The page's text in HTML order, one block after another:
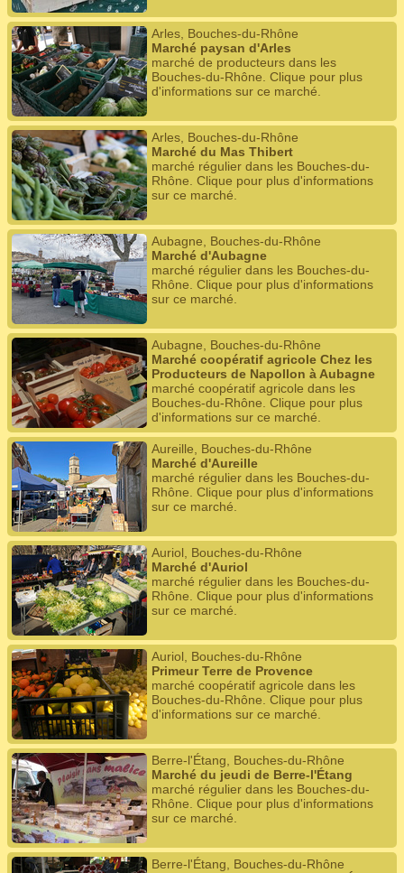
Arles, Bouches-du-Rhône
Marché paysan d'Arles
marché de producteurs dans les
Bouches-du-Rhône. Clique pour plus
d'informations sur ce marché.
Arles, Bouches-du-Rhône
Marché du Mas Thibert
marché régulier dans les Bouches-du-
Rhône. Clique pour plus d'informations
sur ce marché.
Aubagne, Bouches-du-Rhône
Marché d'Aubagne
marché régulier dans les Bouches-du-
Rhône. Clique pour plus d'informations
sur ce marché.
Aubagne, Bouches-du-Rhône
Marché coopératif agricole Chez les
Producteurs de Napollon à Aubagne
marché coopératif agricole dans les
Bouches-du-Rhône. Clique pour plus
d'informations sur ce marché.
Aureille, Bouches-du-Rhône
Marché d'Aureille
marché régulier dans les Bouches-du-
Rhône. Clique pour plus d'informations
sur ce marché.
Auriol, Bouches-du-Rhône
Marché d'Auriol
marché régulier dans les Bouches-du-
Rhône. Clique pour plus d'informations
sur ce marché.
Auriol, Bouches-du-Rhône
Primeur Terre de Provence
marché coopératif agricole dans les
Bouches-du-Rhône. Clique pour plus
d'informations sur ce marché.
Berre-l'Étang, Bouches-du-Rhône
Marché du jeudi de Berre-l'Étang
marché régulier dans les Bouches-du-
Rhône. Clique pour plus d'informations
sur ce marché.
Berre-l'Étang, Bouches-du-Rhône